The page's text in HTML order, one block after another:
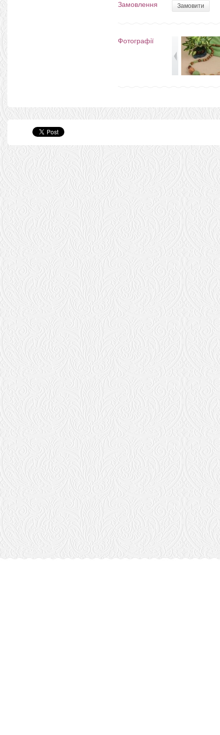
Замовлення Замовити
Фотографії